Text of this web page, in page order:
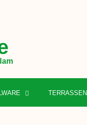
TERRASSEN